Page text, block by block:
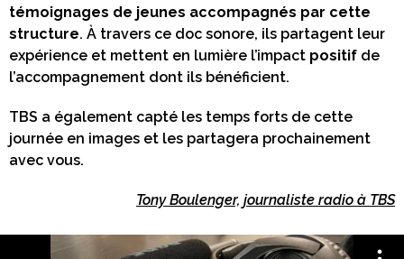
témoignages de jeunes accompagnés par cette
structure. À travers ce doc sonore, ils partagent leur
expérience et mettent en lumière l’impact positif de
l’accompagnement dont ils bénéficient.
TBS a également capté les temps forts de cette
journée en images et les partagera prochainement
avec vous.
Tony Boulenger, journaliste radio à TBS